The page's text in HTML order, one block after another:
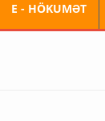
E - HÖKUMƏT